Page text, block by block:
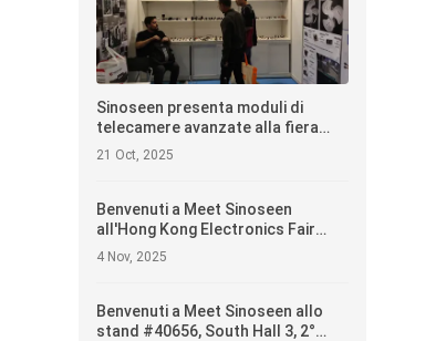
Sinoseen presenta moduli di
telecamere avanzate alla fiera
dell'elettronica di Hong Kong 2025
21 Oct, 2025
Benvenuti a Meet Sinoseen
all'Hong Kong Electronics Fair
2025 — Stand #5E-H15, 13-16
aprile
4 Nov, 2025
Benvenuti a Meet Sinoseen allo
stand #40656, South Hall 3, 2°